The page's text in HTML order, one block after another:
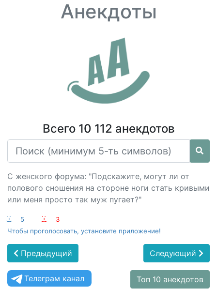
Анекдоты
Всего 10 112 анекдотов
С женского форума: "Подскажите, могут ли от
полового сношения на стороне ноги стать кривыми
или меня просто так муж пугает?"
:-) 5 :-(
3
Чтобы проголосовать, установите приложение!
Предыдущий Следующий
Телеграм канал Топ 10 анекдотов